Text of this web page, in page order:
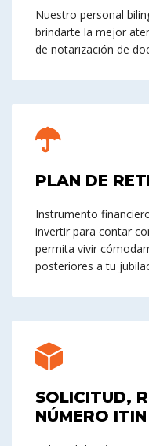
Nuestro personal
brindarte la mejor
de notarización de
PLAN DE
Instrumento
invertir para contar
permita vivir
posteriores a tu
SOLICITUD,
NÚMERO ITIN